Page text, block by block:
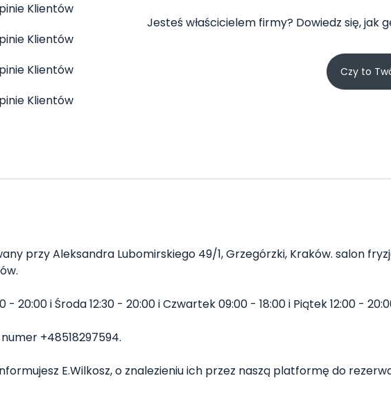
Klientów
Klientów
Klientów
Klientów
Jesteś właścicielem firmy? Dowiedz się,
Czy to
przy Aleksandra Lubomirskiego 49/1, Grzegórzki, Kraków. salon
20:00 i Środa 12:30 - 20:00 i Czwartek 09:00 - 18:00 i Piątek 12:00 -
+48518297594.
E.Wilkosz, o znalezieniu ich przez naszą platformę do